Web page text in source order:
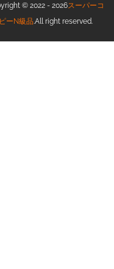
© 2022 - 2026スーパーコ
ピーN級品.All right reserved.